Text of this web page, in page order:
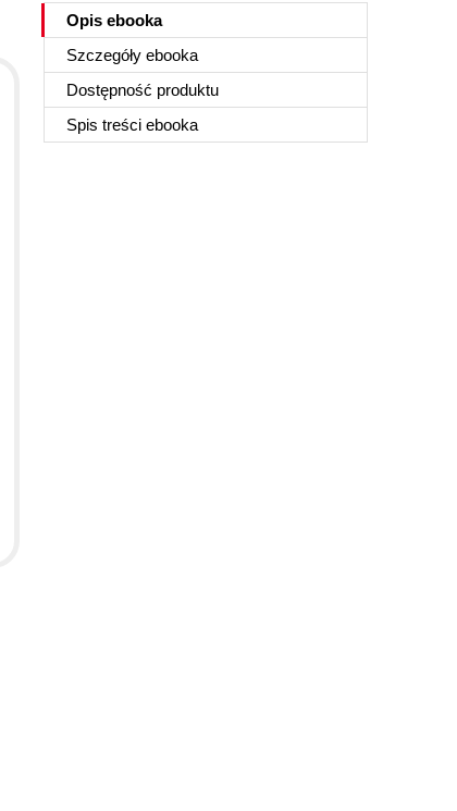
Opis ebooka
Szczegóły ebooka
Dostępność produktu
Spis treści ebooka